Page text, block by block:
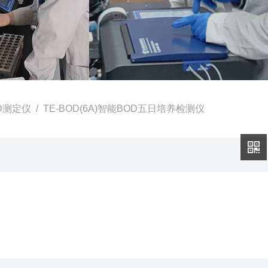
定仪 / TE-BOD(6A)智能BOD五日培养检测仪